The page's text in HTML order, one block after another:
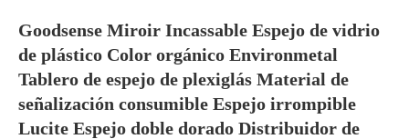
Goodsense Miroir Incassable Espejo de vidrio
de plástico Color orgánico Environmetal
Tablero de espejo de plexiglás Material de
señalización consumible Espejo irrompible
Lucite Espejo doble dorado Distribuidor de